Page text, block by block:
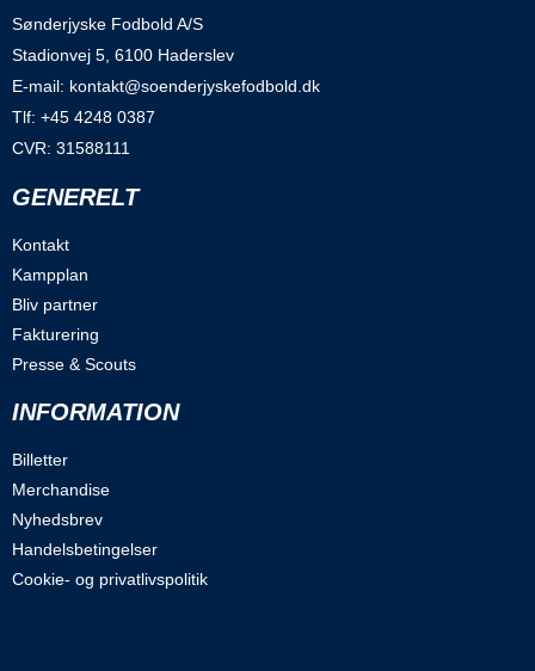
Sønderjyske Fodbold A/S
Stadionvej 5, 6100 Haderslev
E-mail: kontakt@soenderjyskefodbold.dk
Tlf: +45 4248 0387
CVR: 31588111
GENERELT
Kontakt
Kampplan
Bliv partner
Fakturering
Presse & Scouts
INFORMATION
Billetter
Merchandise
Nyhedsbrev
Handelsbetingelser
Cookie- og privatlivspolitik